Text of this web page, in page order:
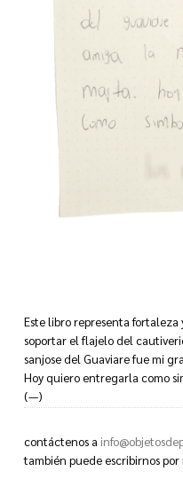
Este libro representa
soportar el flajelo del
sanjose del Guaviare fue mi
Hoy quiero entregarla como
(—)
This book represents strength
withstand the scourge of
contáctenos a
también puede escribirnos por